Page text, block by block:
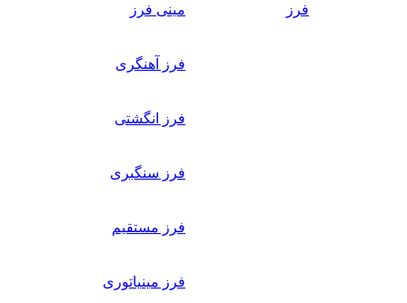
فرز مینی فرز
فرز آهنگری
فرز انگشتی
فرز سنگبری
فرز مستقیم
فرز مینیاتوری